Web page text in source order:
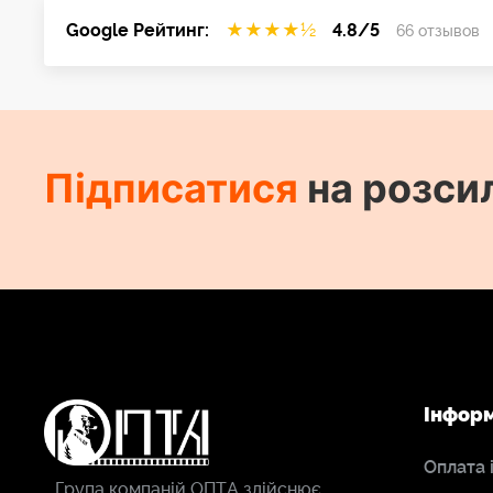
Google Рейтинг: ★ ★ ★ ★½ 4.8/5 66 отзывов
Підписатися на
Група компаній ОПТА здійснює
Оплата